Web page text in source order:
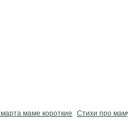
маме короткие
Стихи про